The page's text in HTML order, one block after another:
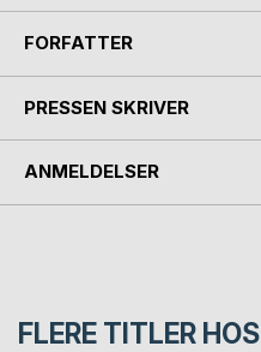
FORFATTER
PRESSEN SKRIVER
ANMELDELSER
FLERE TITLER HOS